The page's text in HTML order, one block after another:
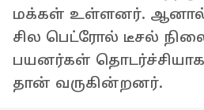
மக்கள் உள்ளனர். ஆனால்
சில பெட்ரோல் டீசல்
பயனர்கள் தொடர்ச்சியாக
தான் வருகின்றனர்.